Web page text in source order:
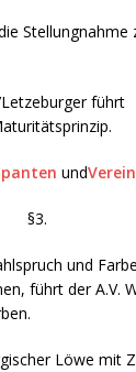
Stellungnahme
führt
und
§3.
und
führt der A.V.
Löwe mit